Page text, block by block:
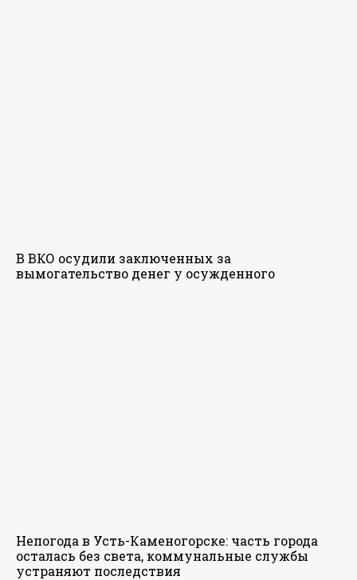
В ВКО осудили заключенных за
вымогательство денег у осужденного
Непогода в Усть-Каменогорске: часть города
осталась без света, коммунальные службы
устраняют последствия